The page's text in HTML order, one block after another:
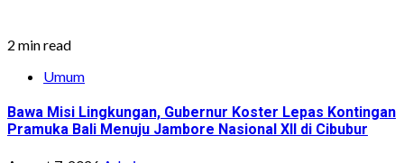
2 min read
Umum
Bawa Misi Lingkungan, Gubernur Koster Lepas Kontingan
Pramuka Bali Menuju Jambore Nasional XII di Cibubur